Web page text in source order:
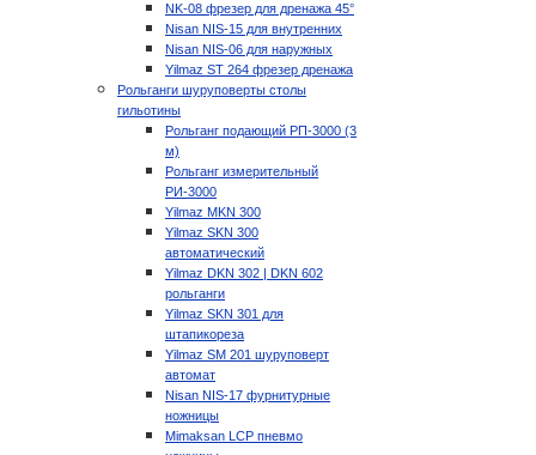
NK-08 фрезер для дренажа 45°
Nisan NIS-15 для внутренних
Nisan NIS-06 для наружных
Yilmaz ST 264 фрезер дренажа
Рольганги шуруповерты столы
гильотины
Рольганг подающий РП-3000 (3
м)
Рольганг измерительный
РИ-3000
Yilmaz MKN 300
Yilmaz SKN 300
автоматический
Yilmaz DKN 302 | DKN 602
рольганги
Yilmaz SKN 301 для
штапикореза
Yilmaz SM 201 шуруповерт
автомат
Nisan NIS-17 фурнитурные
ножницы
Mimaksan LCP пневмо